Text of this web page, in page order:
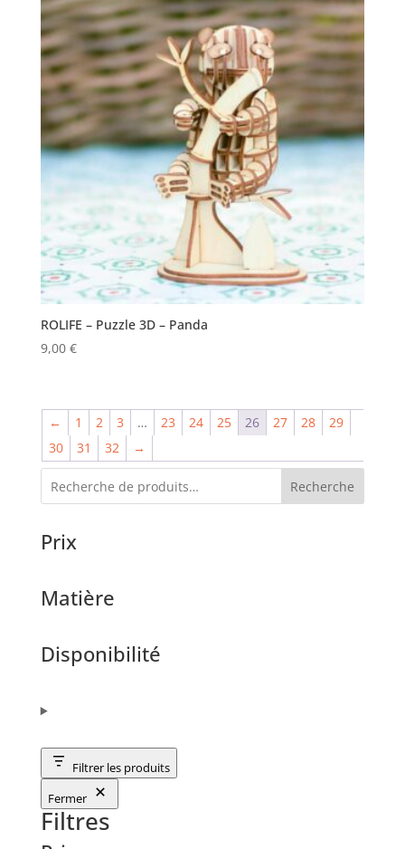
ROLIFE – Puzzle 3D – Panda
9,00 €
← 1 2 3 … 23 24 25 26 27 28
29
30
31 32 →
Recherche
Prix
Matière
Disponibilité
Filtrer les produits
Fermer
Filtres